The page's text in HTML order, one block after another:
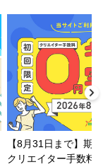
【8月31日まで】期
クリエイター手数料